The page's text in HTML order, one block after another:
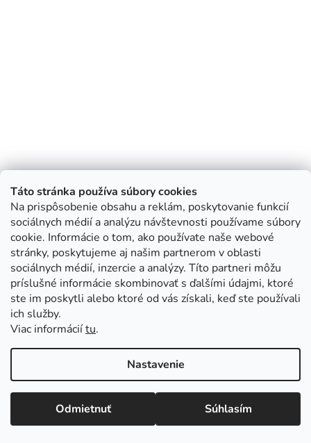
Táto stránka používa súbory cookies
Na prispôsobenie obsahu a reklám, poskytovanie funkcií
sociálnych médií a analýzu návštevnosti používame súbory
cookie. Informácie o tom, ako používate naše webové
stránky, poskytujeme aj našim partnerom v oblasti
sociálnych médií, inzercie a analýzy. Títo partneri môžu
príslušné informácie skombinovať s ďalšími údajmi, ktoré
ste im poskytli alebo ktoré od vás získali, keď ste používali
ich služby.
Viac informáciítu.
Nastavenie
Odmietnuť Súhlasím